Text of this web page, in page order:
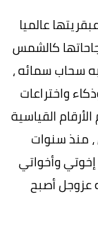
عالميا
كالشمس
سحاب سمائه ،
واختراعات
القياسية
، منذ سنوات
وأخواتي
عزوجل أصبح